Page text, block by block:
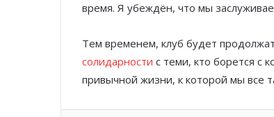
время. Я убеждён, что мы
Тем временем, клуб будет
солидарности с теми, кто борется с
привычной жизни, к которой мы все